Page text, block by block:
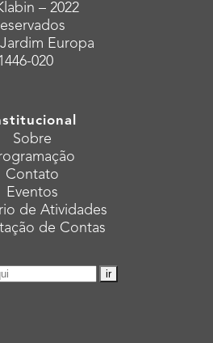
– 2022
Europa
020
Sobre
Contato
Eventos
de Atividades
de Contas